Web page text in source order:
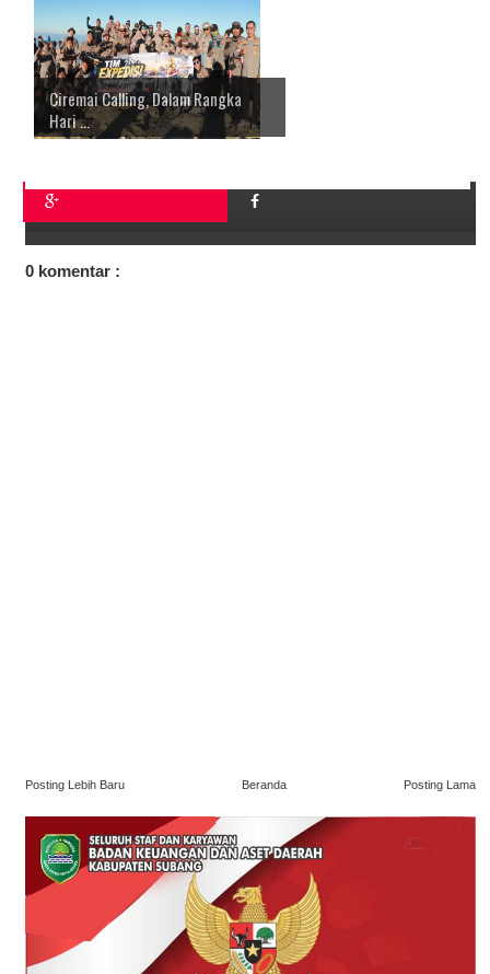
Ciremai Calling, Dalam Rangka
Hari ...
0 komentar :
Posting Lebih Baru Posting Lama
Beranda